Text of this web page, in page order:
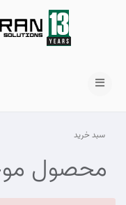
سبد خرید
محصول